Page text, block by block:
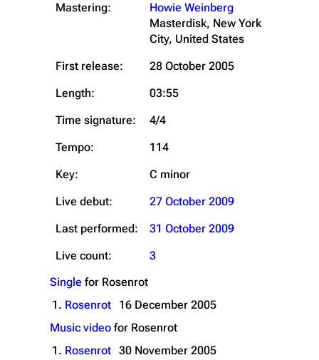
Mastering:
Howie Weinberg
Masterdisk, New York
City, United States
First release:
28 October 2005
Length:
03:55
Time signature:
4/4
Tempo:
114
Key:
C minor
Live debut:
27 October 2009
Last performed:
31 October 2009
Live count:
3
Single for Rosenrot
1. Rosenrot
16 December 2005
Music video for Rosenrot
1. Rosenrot 30 November 2005